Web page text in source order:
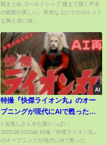
期まとめ ゴールドシップ 腰まで届く芦毛
の銀髪が美しい。長身な上にそのロケット
な胸と逆に細...
AI
特撮『快傑ライオン丸』のオー
プニングが現代にAIで甦った
ら…！？【AI特撮OP再現】🦁🎥
1:名無しさん＠お腹いっぱい
2025.08.02(Sat) 特撮『快傑ライオン丸』
のオープニングが現代にAIで甦った